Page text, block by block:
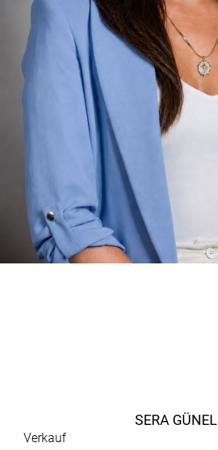
SERA GÜNEL
Verkauf